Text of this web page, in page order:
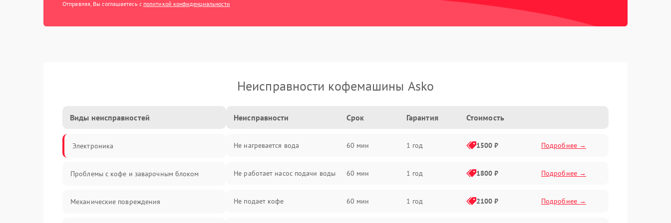
Отправляя, Вы соглашаетесь с политикой конфиденциальности
Неисправности кофемашины Asko
Виды неисправностей
Электроника
Проблемы с кофе и заварочным блоком
Механические повреждения
Неисправности Срок Гарантия Стоимость
Не нагревается вода 60 мин 1 год 1500 ₽ Подробнее →
Не работает насос подачи воды 60 мин 1 год 1800 ₽ Подробнее →
Не подает кофе 60 мин 1 год 2100 ₽ Подробнее →